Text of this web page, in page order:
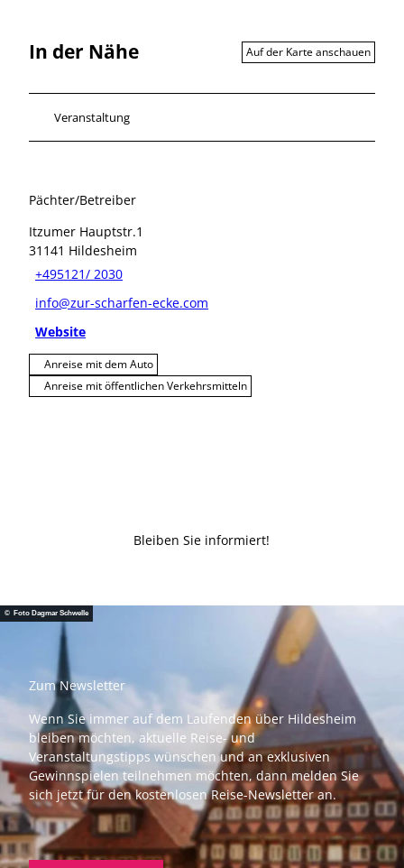
In der Nähe Auf der Karte anschauen
Veranstaltung
Pächter/Betreiber
Itzumer Hauptstr.1
31141 Hildesheim
+495121/ 2030
info@zur-scharfen-ecke.com
Website
Anreise mit dem Auto
Anreise mit öffentlichen Verkehrsmitteln
Bleiben Sie informiert!
© Foto Dagmar Schwelle
Zum Newsletter
Wenn Sie immer auf dem Laufenden über Hildesheim
bleiben möchten, aktuelle Reise- und
Veranstaltungstipps wünschen und an exklusiven
Gewinnspielen teilnehmen möchten, dann melden Sie
sich jetzt für den kostenlosen Reise-Newsletter an.